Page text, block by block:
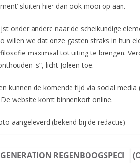
sluiten hier dan ook mooi op aan.
onder andere naar de scheikundige
willen we dat onze gasten straks in hun
maximaal tot uiting te brengen.
is”, licht Joleen toe.
kunnen de komende tijd via social
website komt binnenkort online.
aangeleverd (bekend bij de redactie)
REGENBOOGSPECI